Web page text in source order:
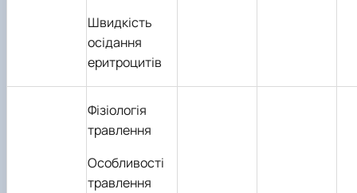
Швидкість
осідання
еритроцитів
Фізіологія
травлення
Особливості
травлення